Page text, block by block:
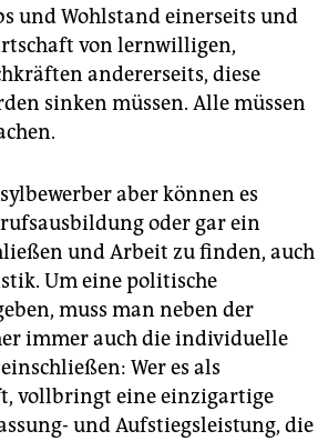
und Wohlstand einerseits und
von lernwilligen,
andererseits, diese
sinken müssen. Alle müssen
aber können es
oder gar ein
und Arbeit zu finden, auch
Um eine politische
muss man neben der
immer auch die individuelle
Wer es als
vollbringt eine einzigartige
und Aufstiegsleistung, die